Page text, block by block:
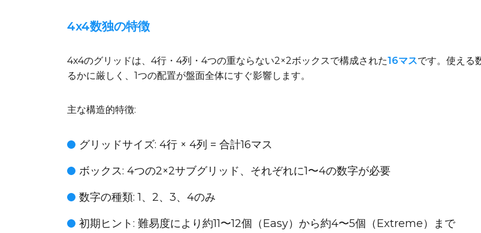
4x4数独の特徴
4x4のグリッドは、4行・4列・4つの重ならない2×2ボックスで構成された16マスです。使える
るかに厳しく、1つの配置が盤面全体にすぐ影響します。
主な構造的特徴:
グリッドサイズ: 4行 × 4列 = 合計16マス
ボックス: 4つの2×2サブグリッド、それぞれに1〜4の数字が必要
数字の種類: 1、2、3、4のみ
初期ヒント: 難易度により約11〜12個（Easy）から約4〜5個（Extreme）まで